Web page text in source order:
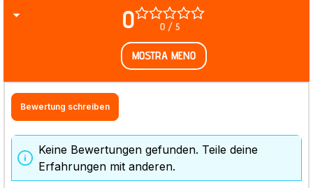
0 0 / 5
MOSTRA MENO
Bewertung schreiben
Keine Bewertungen gefunden. Teile deine
Erfahrungen mit anderen.